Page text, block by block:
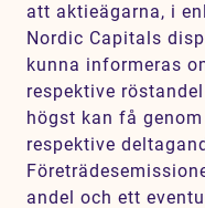
att aktieägarna, i
Nordic Capitals
kunna informeras
respektive
högst kan få
respektive
andel och ett